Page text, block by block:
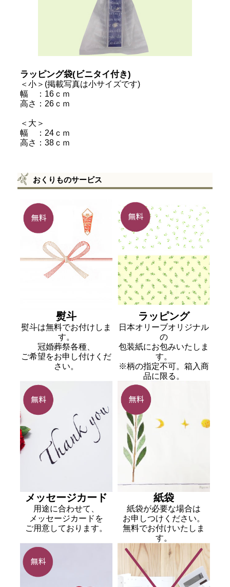
ラッピング袋(ビニタイ付き)
＜小＞(掲載写真は小サイズです)
幅 ：16ｃｍ
高さ：26ｃｍ
＜大＞
幅 ：24ｃｍ
高さ：38ｃｍ
おくりものサービス
熨斗
熨斗は無料でお付けしま
す。
冠婚葬祭各種、
ご希望をお申し付けくだ
さい。
ラッピング
日本オリーブオリジナル
の
包装紙にお包みいたしま
す。
※柄の指定不可。箱入商
品に限る。
メッセージカード
用途に合わせて、
メッセージカードを
ご用意しております。
紙袋
紙袋が必要な場合は
お申しつけください。
無料でお付けいたしま
す。